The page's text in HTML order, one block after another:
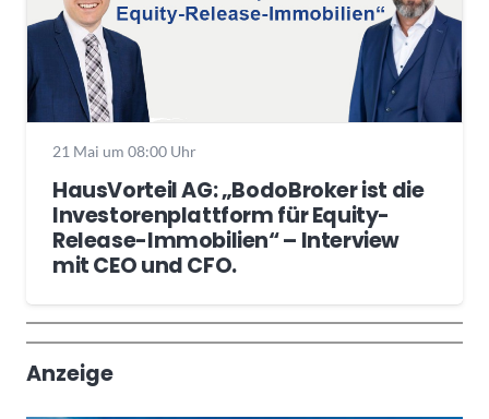
21 Mai um 08:00 Uhr
HausVorteil AG: „BodoBroker ist die
Investorenplattform für Equity-
Release-Immobilien“ – Interview
mit CEO und CFO.
Wochenrückblick
Trendthemen
Anzeige